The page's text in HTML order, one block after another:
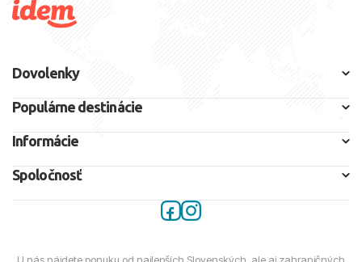
Dovolenky
Populárne destinácie
Informácie
Spoločnosť